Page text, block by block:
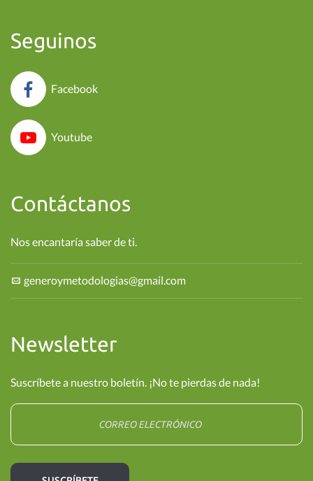
Seguinos
Facebook
Youtube
Contáctanos
Nos encantaría saber de ti.
generoymetodologias@gmail.com
Newsletter
Suscríbete a nuestro boletín. ¡No te pierdas de nada!